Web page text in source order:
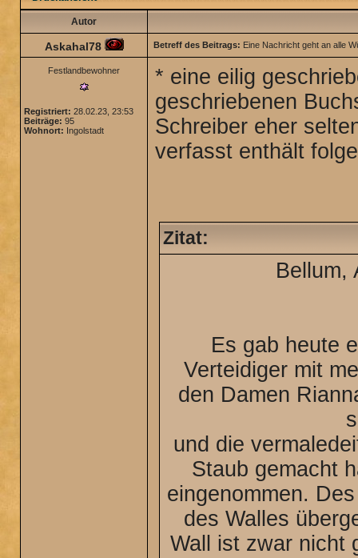
Autor
Askahal78 Betreff des Beitrags: Eine Nachricht geht an alle
Festlandbewohner
Registriert: 28.02.23, 23:53
Beiträge: 95
Wohnort: Ingolstadt
* eine eilig
geschriebenen
Schreiber eher
verfasst enthält
Zitat:
Bellum,
Es gab heute
Verteidiger mit
den Damen
und die
Staub gemacht
eingenommen.
des Walles
Wall ist zwar nicht